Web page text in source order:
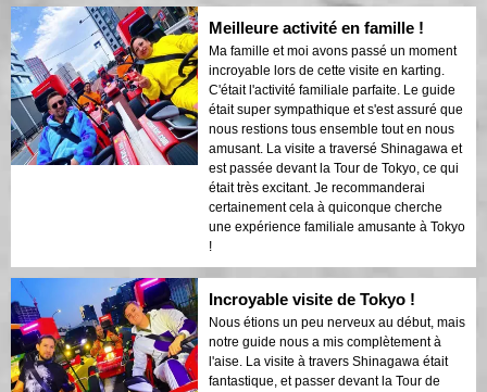
Meilleure activité en famille !
Ma famille et moi avons passé un moment
incroyable lors de cette visite en karting.
C'était l'activité familiale parfaite. Le guide
était super sympathique et s'est assuré que
nous restions tous ensemble tout en nous
amusant. La visite a traversé Shinagawa et
est passée devant la Tour de Tokyo, ce qui
était très excitant. Je recommanderai
certainement cela à quiconque cherche
une expérience familiale amusante à Tokyo
!
Incroyable visite de Tokyo !
Nous étions un peu nerveux au début, mais
notre guide nous a mis complètement à
l'aise. La visite à travers Shinagawa était
fantastique, et passer devant la Tour de